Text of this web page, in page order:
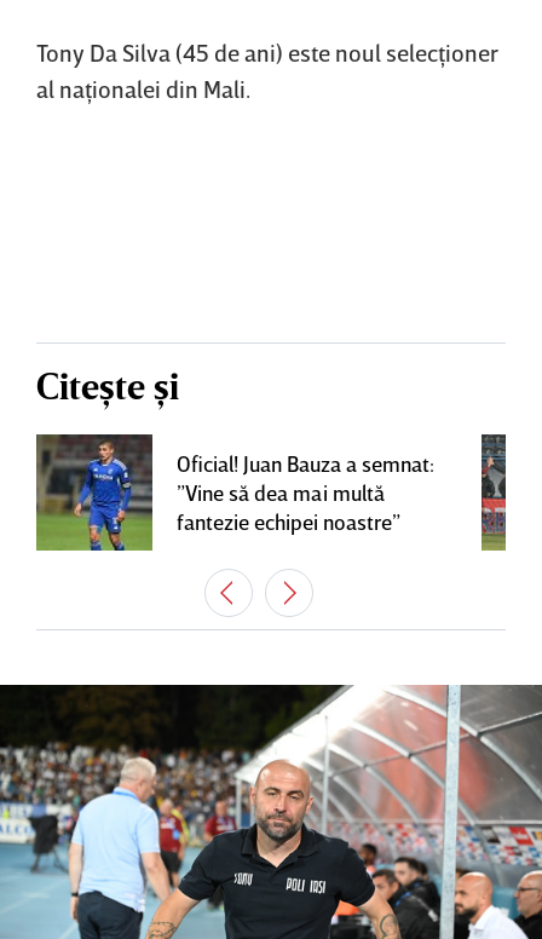
Tony Da Silva (45 de ani) este noul selecţioner
al naţionalei din Mali.
Citește și
Oficial! Juan Bauza a semnat:
”Vine să dea mai multă
fantezie echipei noastre”